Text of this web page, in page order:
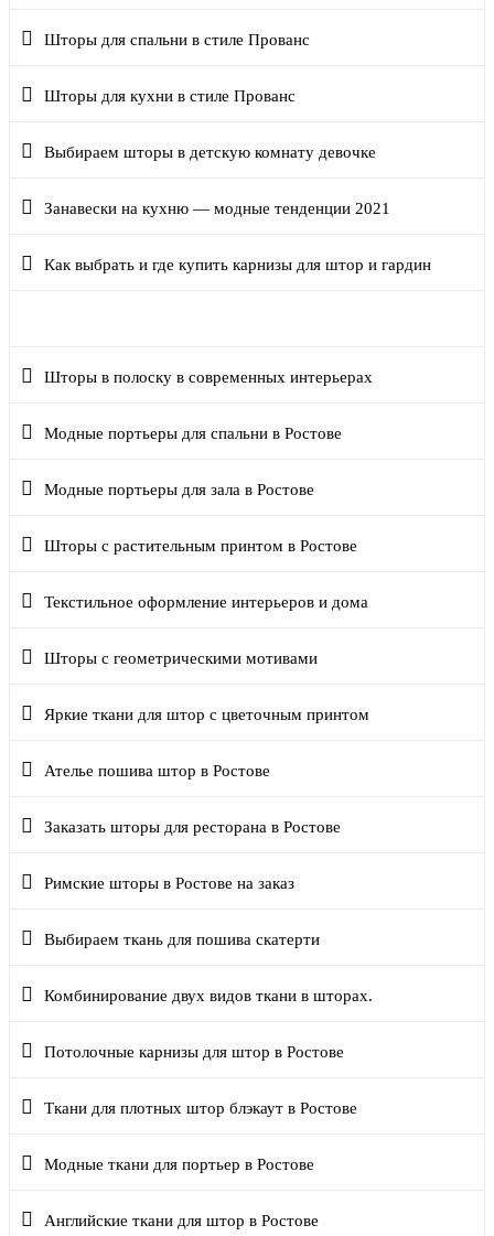
Шторы для спальни в стиле Прованс
Шторы для кухни в стиле Прованс
Выбираем шторы в детскую комнату девочке
Занавески на кухню — модные тенденции 2021
Как выбрать и где купить карнизы для штор и гардин
Шторы в полоску в современных интерьерах
Модные портьеры для спальни в Ростове
Модные портьеры для зала в Ростове
Шторы с растительным принтом в Ростове
Текстильное оформление интерьеров и дома
Шторы с геометрическими мотивами
Яркие ткани для штор с цветочным принтом
Ателье пошива штор в Ростове
Заказать шторы для ресторана в Ростове
Римские шторы в Ростове на заказ
Выбираем ткань для пошива скатерти
Комбинирование двух видов ткани в шторах.
Потолочные карнизы для штор в Ростове
Ткани для плотных штор блэкаут в Ростове
Модные ткани для портьер в Ростове
Английские ткани для штор в Ростове